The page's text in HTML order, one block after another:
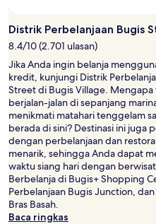
Distrik Perbelanjaan Bugis
8.4/10 (2.701 ulasan)
Jika Anda ingin belanja
kredit, kunjungi Distrik
Street di Bugis Village. Mengapa
berjalan-jalan di sepanjang
menikmati matahari tenggelam
berada di sini? Destinasi ini juga
dengan perbelanjaan dan
menarik, sehingga Anda dapat
waktu siang hari dengan
Berbelanja di Bugis+ Shopping
Perbelanjaan Bugis Junction,
Bras Basah.
Baca ringkas